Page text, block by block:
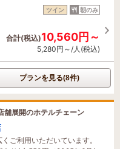
ツイン 朝のみ
合計(税込)10,560円～
5,280円～/人(税込)
プランを見る(8件)
舗展開のホテルチェーン
ご利用いただいています。